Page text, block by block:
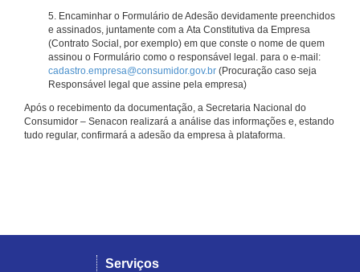
5. Encaminhar o Formulário de Adesão devidamente preenchidos
e assinados, juntamente com a Ata Constitutiva da Empresa
(Contrato Social, por exemplo) em que conste o nome de quem
assinou o Formulário como o responsável legal. para o e-mail:
cadastro.empresa@consumidor.gov.br (Procuração caso seja
Responsável legal que assine pela empresa)
Após o recebimento da documentação, a Secretaria Nacional do
Consumidor – Senacon realizará a análise das informações e, estando
tudo regular, confirmará a adesão da empresa à plataforma.
Serviços